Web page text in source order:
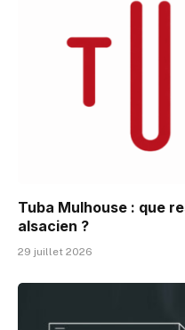
Tuba Mulhouse : que
alsacien ?
29 juillet 2026